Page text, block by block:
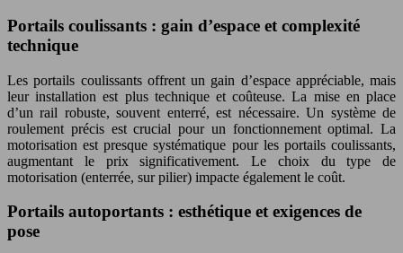
Portails coulissants : gain d’espace et complexité
technique
Les portails coulissants offrent un gain d’espace appréciable, mais
leur installation est plus technique et coûteuse. La mise en place
d’un rail robuste, souvent enterré, est nécessaire. Un système de
roulement précis est crucial pour un fonctionnement optimal. La
motorisation est presque systématique pour les portails coulissants,
augmentant le prix significativement. Le choix du type de
motorisation (enterrée, sur pilier) impacte également le coût.
Portails autoportants : esthétique et exigences de
pose